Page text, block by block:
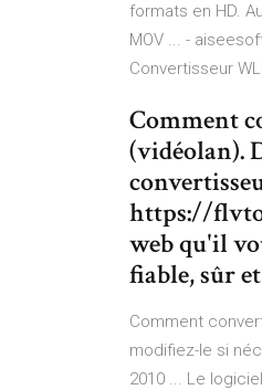
formats en HD.
MOV ... -
Convertisseur
Comment
(vidéolan).
https://
web qu'il
fiable, sûr
Comment
modifiez-le si
2010 ... Le